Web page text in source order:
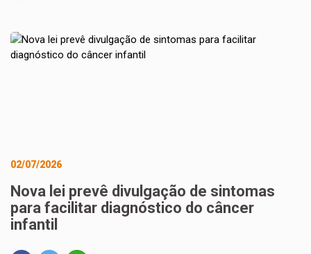
02/07/2026
Nova lei prevê divulgação de sintomas
para facilitar diagnóstico do câncer
infantil